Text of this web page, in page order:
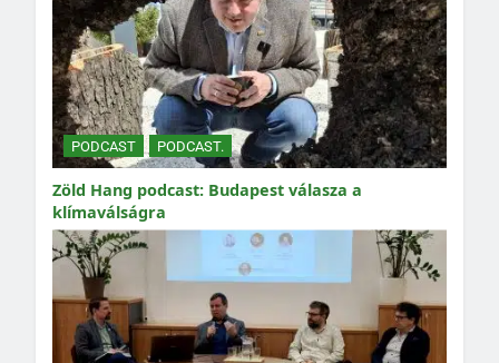
PODCAST PODCAST.
Zöld Hang podcast: Budapest válasza a
klímaválságra